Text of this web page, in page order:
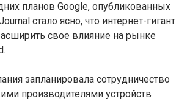
планов Google, опубликованных
стало ясно, что интернет-гигант
свое влияние на рынке
запланировала сотрудничество
производителями устройств